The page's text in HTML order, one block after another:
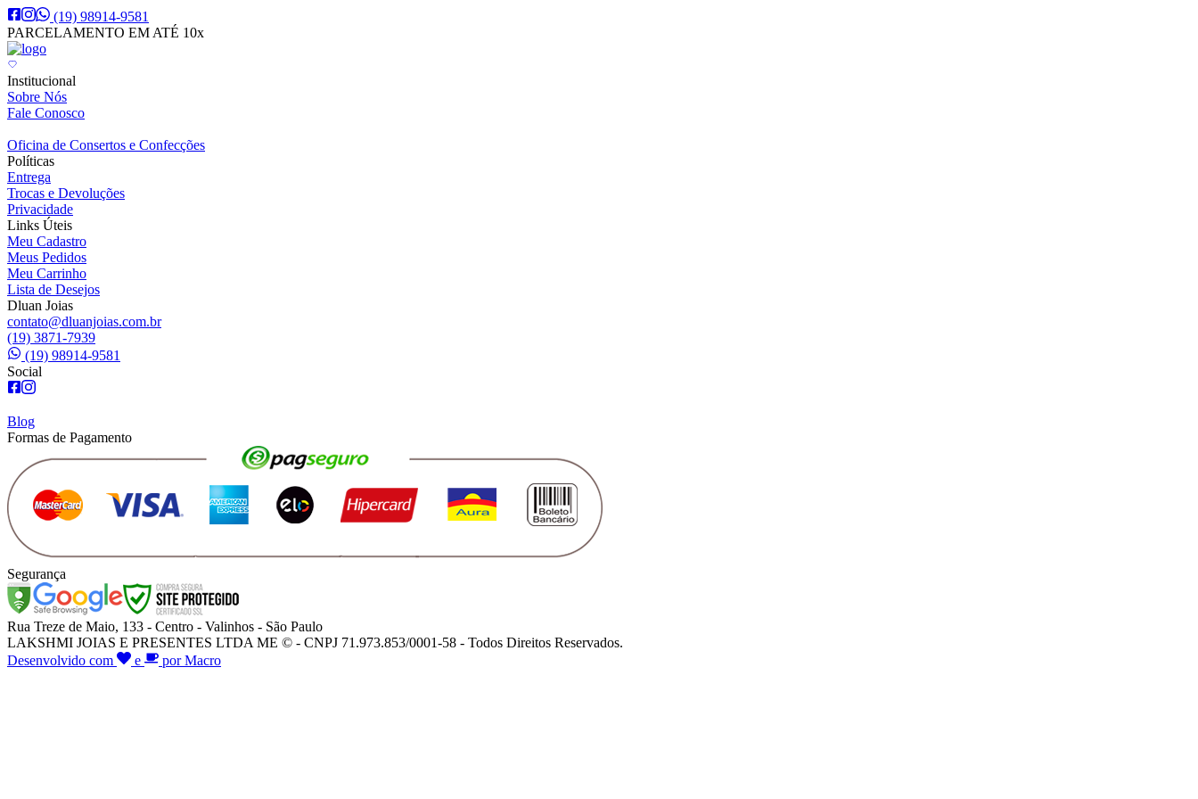
(19) 98914-9581
PARCELAMENTO EM ATÉ 10x
Institucional
Sobre Nós
Fale Conosco
Oficina de Consertos e Confecções
Políticas
Entrega
Trocas e Devoluções
Privacidade
Links Úteis
Meu Cadastro
Meus Pedidos
Meu Carrinho
Lista de Desejos
Dluan Joias
contato@dluanjoias.com.br
(19) 3871-7939
(19) 98914-9581
Social
Blog
Formas de Pagamento
Segurança
Rua Treze de Maio, 133 - Centro - Valinhos - São Paulo
LAKSHMI JOIAS E PRESENTES LTDA ME © - CNPJ 71.973.853/0001-58 - Todos Direitos Reservados.
Desenvolvido com
e por Macro